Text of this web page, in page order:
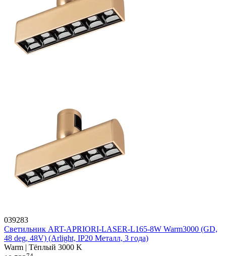
039283
Светильник ART-APRIORI-LASER-L165-8W Warm3000 (GD,
48 deg, 48V) (Arlight, IP20 Металл, 3 года)
Warm | Тёплый 3000 K